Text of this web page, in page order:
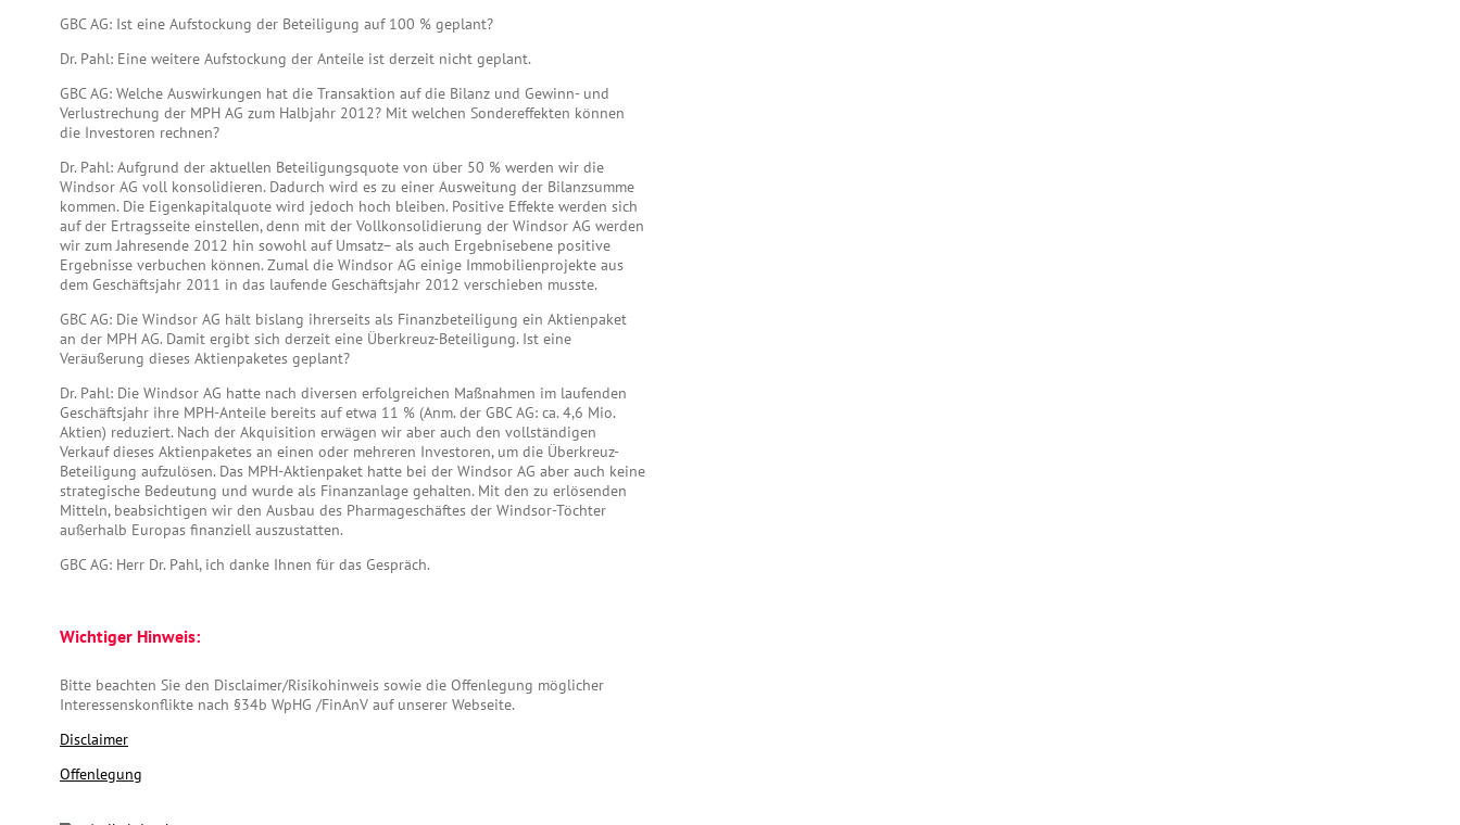
GBC AG: Ist eine Aufstockung der Beteiligung auf 100 % geplant?
Dr. Pahl: Eine weitere Aufstockung der Anteile ist derzeit nicht geplant.
GBC AG: Welche Auswirkungen hat die Transaktion auf die Bilanz und Gewinn- und
Verlustrechung der MPH AG zum Halbjahr 2012? Mit welchen Sondereffekten können
die Investoren rechnen?
Dr. Pahl: Aufgrund der aktuellen Beteiligungsquote von über 50 % werden wir die
Windsor AG voll konsolidieren. Dadurch wird es zu einer Ausweitung der Bilanzsumme
kommen. Die Eigenkapitalquote wird jedoch hoch bleiben. Positive Effekte werden sich
auf der Ertragsseite einstellen, denn mit der Vollkonsolidierung der Windsor AG werden
wir zum Jahresende 2012 hin sowohl auf Umsatz– als auch Ergebnisebene positive
Ergebnisse verbuchen können. Zumal die Windsor AG einige Immobilienprojekte aus
dem Geschäftsjahr 2011 in das laufende Geschäftsjahr 2012 verschieben musste.
GBC AG: Die Windsor AG hält bislang ihrerseits als Finanzbeteiligung ein Aktienpaket
an der MPH AG. Damit ergibt sich derzeit eine Überkreuz-Beteiligung. Ist eine
Veräußerung dieses Aktienpaketes geplant?
Dr. Pahl: Die Windsor AG hatte nach diversen erfolgreichen Maßnahmen im laufenden
Geschäftsjahr ihre MPH-Anteile bereits auf etwa 11 % (Anm. der GBC AG: ca. 4,6 Mio.
Aktien) reduziert. Nach der Akquisition erwägen wir aber auch den vollständigen
Verkauf dieses Aktienpaketes an einen oder mehreren Investoren, um die Überkreuz-
Beteiligung aufzulösen. Das MPH-Aktienpaket hatte bei der Windsor AG aber auch keine
strategische Bedeutung und wurde als Finanzanlage gehalten. Mit den zu erlösenden
Mitteln, beabsichtigen wir den Ausbau des Pharmageschäftes der Windsor-Töchter
außerhalb Europas finanziell auszustatten.
GBC AG: Herr Dr. Pahl, ich danke Ihnen für das Gespräch.
Wichtiger Hinweis:
Bitte beachten Sie den Disclaimer/Risikohinweis sowie die Offenlegung möglicher
Interessenskonflikte nach §34b WpHG /FinAnV auf unserer Webseite.
Disclaimer
Offenlegung